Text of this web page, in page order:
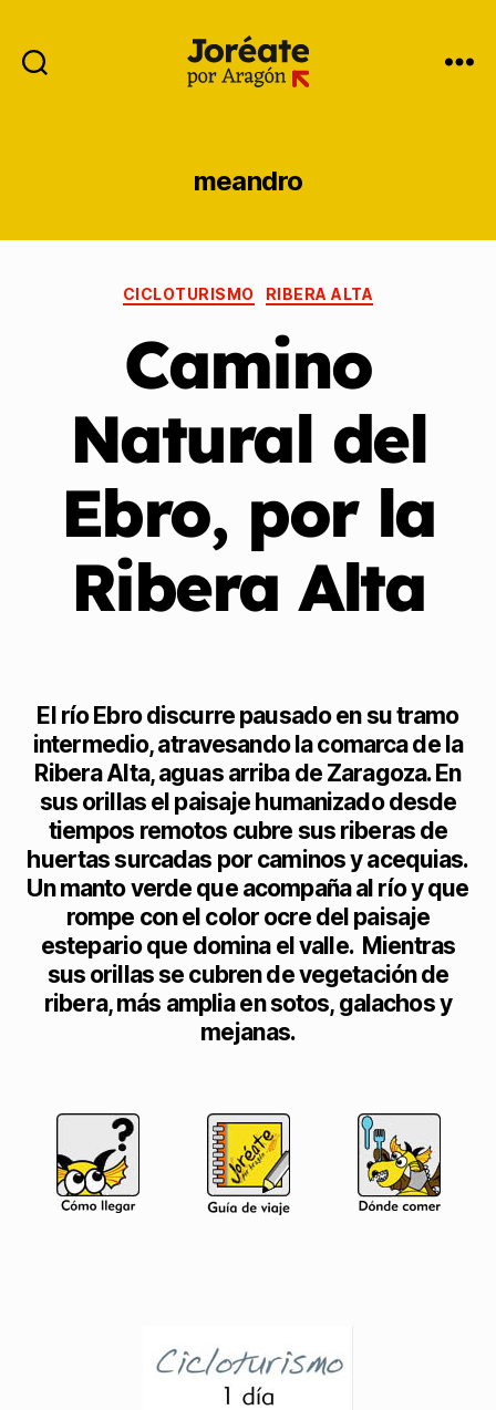
meandro
CICLOTURISMO RIBERA ALTA
Camino
Natural del
Ebro, por la
Ribera Alta
El río Ebro discurre pausado en su tramo
intermedio, atravesando la comarca de la
Ribera Alta, aguas arriba de Zaragoza. En
sus orillas el paisaje humanizado desde
tiempos remotos cubre sus riberas de
huertas surcadas por caminos y acequias.
Un manto verde que acompaña al río y que
rompe con el color ocre del paisaje
estepario que domina el valle. Mientras
sus orillas se cubren de vegetación de
ribera, más amplia en sotos, galachos y
mejanas.